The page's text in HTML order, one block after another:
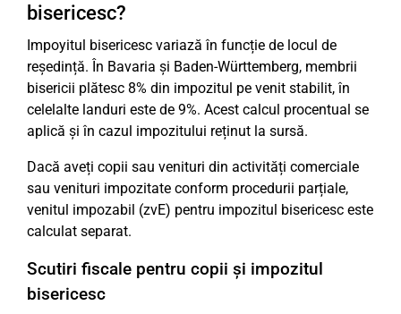
bisericesc?
Impoyitul bisericesc variază în funcție de locul de
reședință. În Bavaria și Baden-Württemberg, membrii
bisericii plătesc 8% din impozitul pe venit stabilit, în
celelalte landuri este de 9%. Acest calcul procentual se
aplică și în cazul impozitului reținut la sursă.
Dacă aveți copii sau venituri din activități comerciale
sau venituri impozitate conform procedurii parțiale,
venitul impozabil (zvE) pentru impozitul bisericesc este
calculat separat.
Scutiri fiscale pentru copii și impozitul
bisericesc